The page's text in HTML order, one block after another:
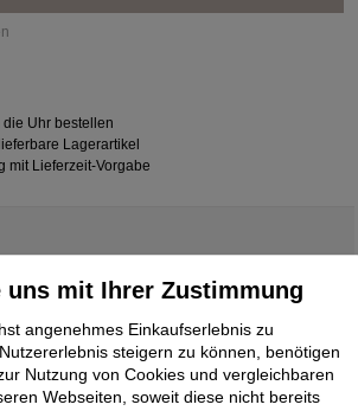
die Uhr bestellen
Lagerartikel
mit Lieferzeit-Vorgabe
17.06.2020
PDF
uns mit Ihrer Zustimmung
angenehmes Einkaufserlebnis zu
steigern zu können, benötigen
Nutzung von Cookies und vergleichbaren
Webseiten, soweit diese nicht bereits